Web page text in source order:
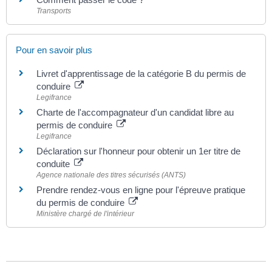
Transports
Pour en savoir plus
Livret d'apprentissage de la catégorie B du permis de
conduire
Legifrance
Charte de l'accompagnateur d'un candidat libre au
permis de conduire
Legifrance
Déclaration sur l'honneur pour obtenir un 1er titre de
conduite
Agence nationale des titres sécurisés (ANTS)
Prendre rendez-vous en ligne pour l'épreuve pratique
du permis de conduire
Ministère chargé de l'intérieur